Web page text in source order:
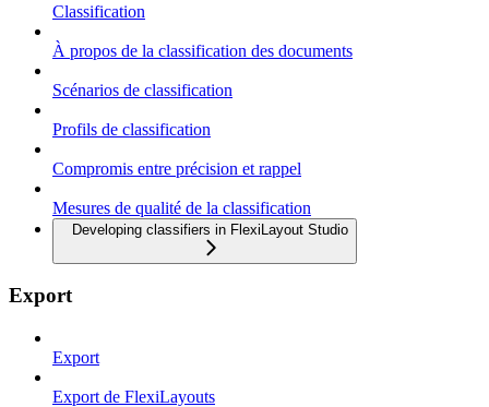
Classification
À propos de la classification des documents
Scénarios de classification
Profils de classification
Compromis entre précision et rappel
Mesures de qualité de la classification
Developing classifiers in FlexiLayout Studio
Export
Export
Export de FlexiLayouts